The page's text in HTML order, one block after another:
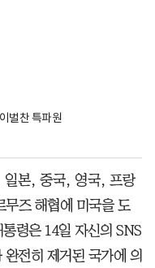
벌찬 특파원
일본, 중국, 영국, 프랑
무즈 해협에 미국을 도
령은 14일 자신의 SNS
전히 제거된 국가에 의